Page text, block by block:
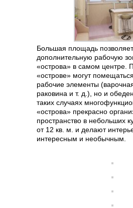
Большая площадь
дополнительную рабочую
«острова» в самом центре.
«острове» могут
рабочие элементы
раковина и т. д.), но и
таких случаях
«острова» прекрасно
пространство в небольших
от 12 кв. м. и делают
интересным и необычным.